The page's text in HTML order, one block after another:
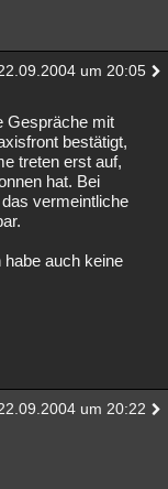
um 20:05
Gespräche mit
bestätigt,
treten erst auf,
hat. Bei
vermeintliche
auch keine
um 20:22